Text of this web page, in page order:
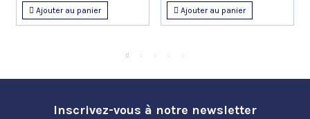
Ajouter au panier Ajouter au panier
Inscrivez-vous à notre newsletter